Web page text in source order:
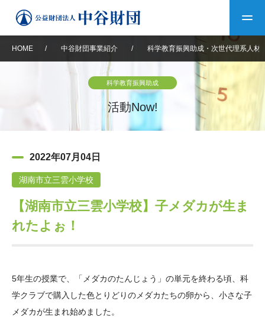
中谷財団について
設立趣意書
沿革 40年史デジタルブック
役員・評議員 公開情報
年報一覧
中谷財団事業紹介
神戸賞 長期大型研究助成
大学院生奨学金
国際学生交流プログラ
ム
中谷財団動画紹介
その他情報
アクセス よくあるご質問
日本語 English
HOME / 中谷財団事業紹介 / 科学教育振興助成・次世代理系人材
科学教育振興助成
活動Now!
2022年07月04日
湖南市立三雲小学校
【湖南市立三雲小学校】子メダカが生ま
れたよぉ！
5年生の授業で、「メダカのたんじょう」の単元を終わる頃、科
学クラブで購入した色とりどりのメダカたちの卵から、小さな子
メダカが生まれ始めました。